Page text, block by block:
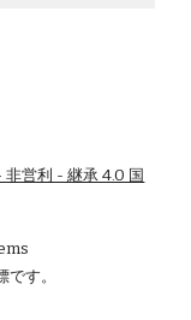
営利 - 継承 4.0 国
す。